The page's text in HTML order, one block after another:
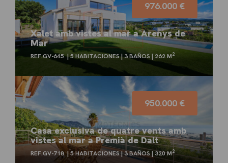
Xalet amb vistes al mar a Arenys de
Mar
REF.GV-645 5 HABITACIONES 3 BAÑOS 262 M2
976.000 €
Casa exclusiva de quatre vents amb
vistes al mar a Premià de Dalt
REF.GV-718 5 HABITACIONES 3 BAÑOS 320 M2
950.000 €